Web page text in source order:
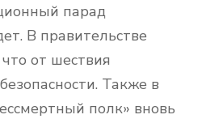
парад
В правительстве
от шествия
Также в
полк» вновь